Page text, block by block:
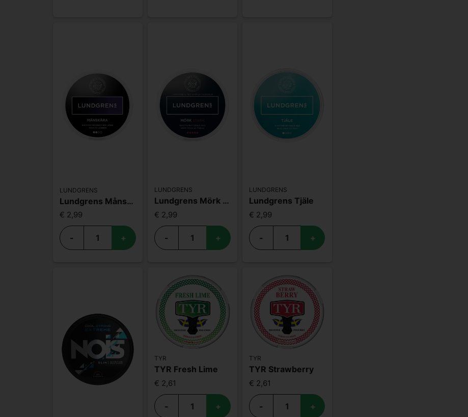
LUNDGRENS
Lundgrens Månskära
€ 2,99
- +
LUNDGRENS
Lundgrens Mörk Stark
€ 2,99
- +
LUNDGRENS
Lundgrens Tjäle
€ 2,99
- +
TYR
TYR Fresh Lime
€ 2,61
- +
TYR
TYR Strawberry
€ 2,61
- +